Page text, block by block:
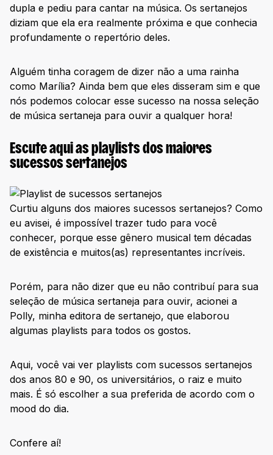
dupla e pediu para cantar na música. Os sertanejos
diziam que ela era realmente próxima e que conhecia
profundamente o repertório deles.
Alguém tinha coragem de dizer não a uma rainha
como Marília? Ainda bem que eles disseram sim e que
nós podemos colocar esse sucesso na nossa seleção
de música sertaneja para ouvir a qualquer hora!
Escute aqui as playlists dos maiores
sucessos sertanejos
Curtiu alguns dos maiores sucessos sertanejos? Como
eu avisei, é impossível trazer tudo para você
conhecer, porque esse gênero musical tem décadas
de existência e muitos(as) representantes incríveis.
Porém, para não dizer que eu não contribuí para sua
seleção de música sertaneja para ouvir, acionei a
Polly, minha editora de sertanejo, que elaborou
algumas playlists para todos os gostos.
Aqui, você vai ver playlists com sucessos sertanejos
dos anos 80 e 90, os universitários, o raiz e muito
mais. É só escolher a sua preferida de acordo com o
mood do dia.
Confere aí!